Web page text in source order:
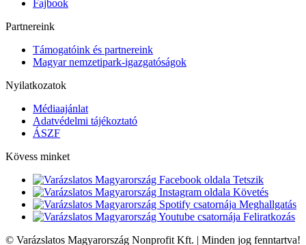
Fajbook
Partnereink
Támogatóink és partnereink
Magyar nemzetipark-igazgatóságok
Nyilatkozatok
Médiaajánlat
Adatvédelmi tájékoztató
ÁSZF
Kövess minket
Tetszik
Követés
Meghallgatás
Feliratkozás
© Varázslatos Magyarország Nonprofit Kft. | Minden jog fenntartva!